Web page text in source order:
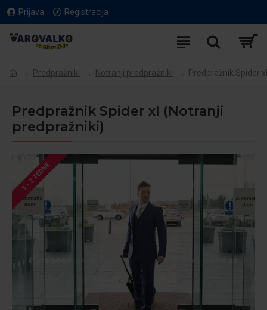
Prijava Registracija
Predpražniki Notranji predpražniki Predpražnik Spider xl
Predpražnik Spider xl (Notranji
predpražniki)
1 - 2 TEDNE